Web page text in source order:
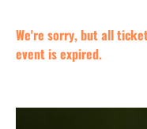
We're sorry, but all
event is expired.